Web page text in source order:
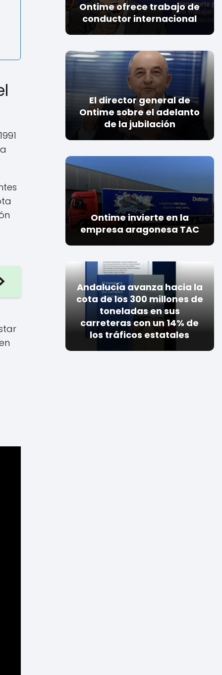
Ontime ofrece trabajo de
conductor internacional
El director general de
Ontime sobre el adelanto
de la jubilación
Ontime invierte en la
empresa aragonesa TAC
Andalucía avanza hacia la
cota de los 300 millones de
toneladas en sus
carreteras con un 14% de
los tráficos estatales